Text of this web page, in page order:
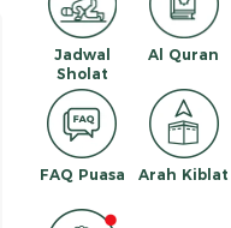
Jadwal
Sholat
Al Quran
FAQ Puasa Arah Kiblat